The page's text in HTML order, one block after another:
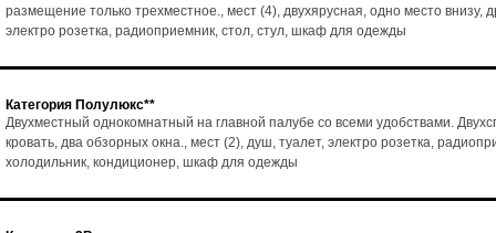
размещение только трехместное., мест (4), двухярусная, одно место внизу,
электро розетка, радиоприемник, стол, стул, шкаф для одежды
Категория Полулюкс**
Двухместный однокомнатный на главной палубе со всеми удобствами.
кровать, два обзорных окна., мест (2), душ, туалет, электро розетка,
холодильник, кондиционер, шкаф для одежды